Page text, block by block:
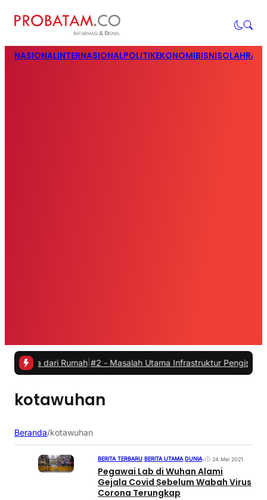
NASIONALINTERNASIONALPOLITIKEKONOMIBISNIS
dari Rumah |#2 -Masalah Utama Infrastruktur Pengisian Daya
kotawuhan
Beranda/kotawuhan
BERITA TERBARU BERITA UTAMA DUNIA• 24 Mei 2021
Pegawai Lab di Wuhan Alami
Gejala Covid Sebelum Wabah Virus
Corona Terungkap